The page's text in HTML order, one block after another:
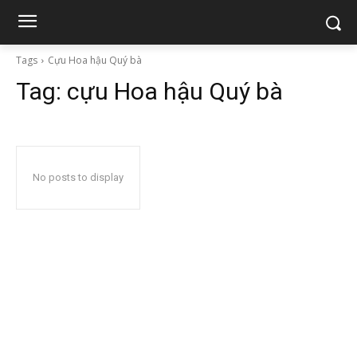
Tags Cựu Hoa hậu Quý bà
Tag: cựu Hoa hậu Quý bà
No posts to display